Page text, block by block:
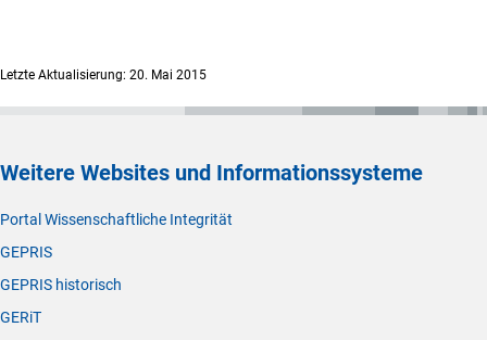
Letzte Aktualisierung: 20. Mai 2015
Weitere Websites und Informationssysteme
Portal Wissenschaftliche Integrität
GEPRIS
GEPRIS historisch
GERiT